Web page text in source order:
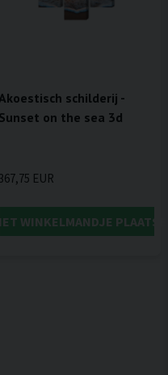
schilderij -
Sunset on the sea 3d
367,75 EUR
WINKELMANDJE